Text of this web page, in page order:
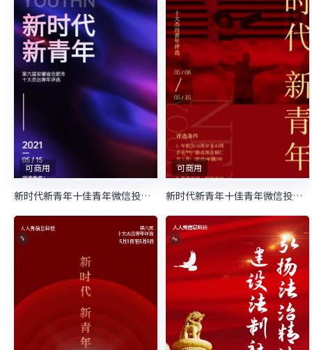
可商用
新时代新青年十佳青年微信投票活动
可商用
新时代新青年十佳青年微信投票活动